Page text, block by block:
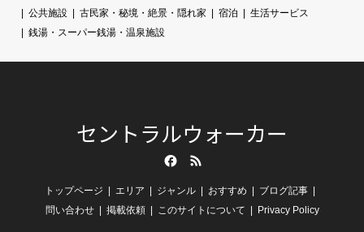
公共施設
古民家・秘境・絶景・隠れ家 宿泊
生活サービス
銭湯・スーパー銭湯・温泉施設
セントラルウォーカー
トップページ エリア ジャンル おすすめ
ブログ記事
問い合わせ
掲載依頼 このサイトについて Privacy Policy